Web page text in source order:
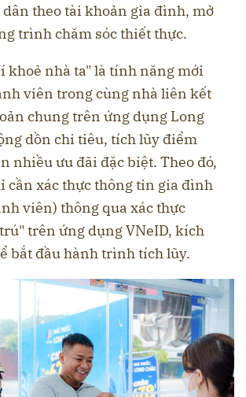
theo tài khoản gia đình, mở
trình chăm sóc thiết thực.
khoẻ nhà ta" là tính năng mới
viên trong cùng nhà liên kết
chung trên ứng dụng Long
dồn chi tiêu, tích lũy điểm
nhiều ưu đãi đặc biệt. Theo đó,
cần xác thực thông tin gia đình
viên) thông qua xác thực
trên ứng dụng VNeID, kích
bắt đầu hành trình tích lũy.